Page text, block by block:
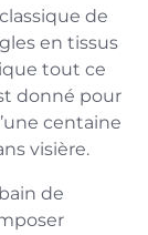
de
en tissus
tout ce
donné pour
centaine
visière.
de